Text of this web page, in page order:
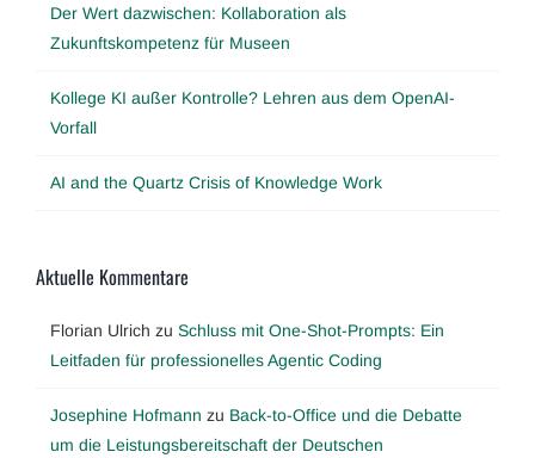
Der Wert dazwischen: Kollaboration als
Zukunftskompetenz für Museen
Kollege KI außer Kontrolle? Lehren aus dem OpenAI-
Vorfall
AI and the Quartz Crisis of Knowledge Work
Aktuelle Kommentare
Florian Ulrich zu Schluss mit One-Shot-Prompts: Ein
Leitfaden für professionelles Agentic Coding
Josephine Hofmann zu Back-to-Office und die Debatte
um die Leistungsbereitschaft der Deutschen